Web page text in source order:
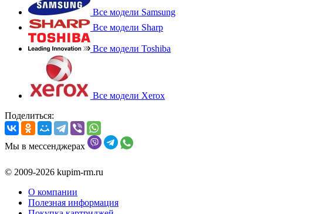
Все модели Samsung
Все модели Sharp
Все модели Toshiba
Все модели Xerox
Поделиться:
Мы в мессенджерах
© 2009-2026 kupim-rm.ru
О компании
Полезная информация